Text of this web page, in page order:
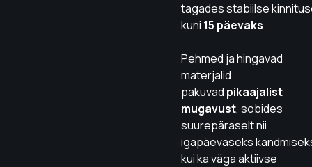
tagades stabiilse
kuni 15 päevaks.
Pehmed ja hingavad
materjalid
pakuvad pikaajalist
mugavust, sobides
suurepäraselt nii
igapäevaseks
kui ka väga aktiivse